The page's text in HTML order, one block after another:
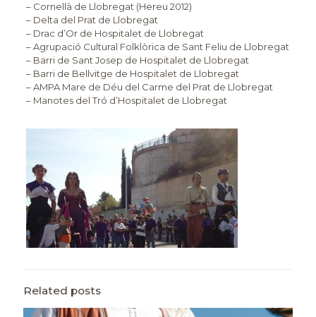
– Cornellà de Llobregat (Hereu 2012)
– Delta del Prat de Llobregat
– Drac d’Or de Hospitalet de Llobregat
– Agrupació Cultural Folklòrica de Sant Feliu de Llobregat
– Barri de Sant Josep de Hospitalet de Llobregat
– Barri de Bellvitge de Hospitalet de Llobregat
– AMPA Mare de Déu del Carme del Prat de Llobregat
– Manotes del Tró d’Hospitalet de Llobregat
Related posts